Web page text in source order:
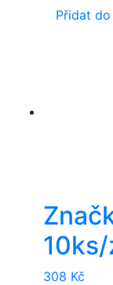
Přidat
308 Kč